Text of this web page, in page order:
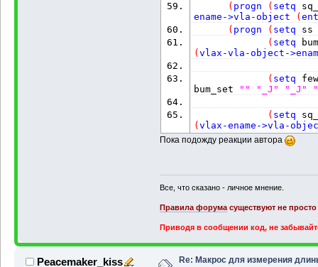
( progn ( setq
ename->vla-object
(
( progn ( setq
( setq
(vlax-vla-object-
( setq
bum_set
"" "_J" "_J"
( setq
(vlax-ename->vla-
(if (
(
property (vlax-
) ;_
)
;_ end
(princ (strcat
Пока подожду реакции автора
Все, что сказано - личное мнение.
Правила форумасуществуют не просто
Приводя в сообщении код, не
Peacemaker_kiss
Re: Макрос для измерения